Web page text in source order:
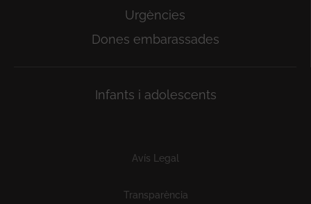
Urgències
Dones embarassades
Infants i adolescents
Avís Legal
Transparència